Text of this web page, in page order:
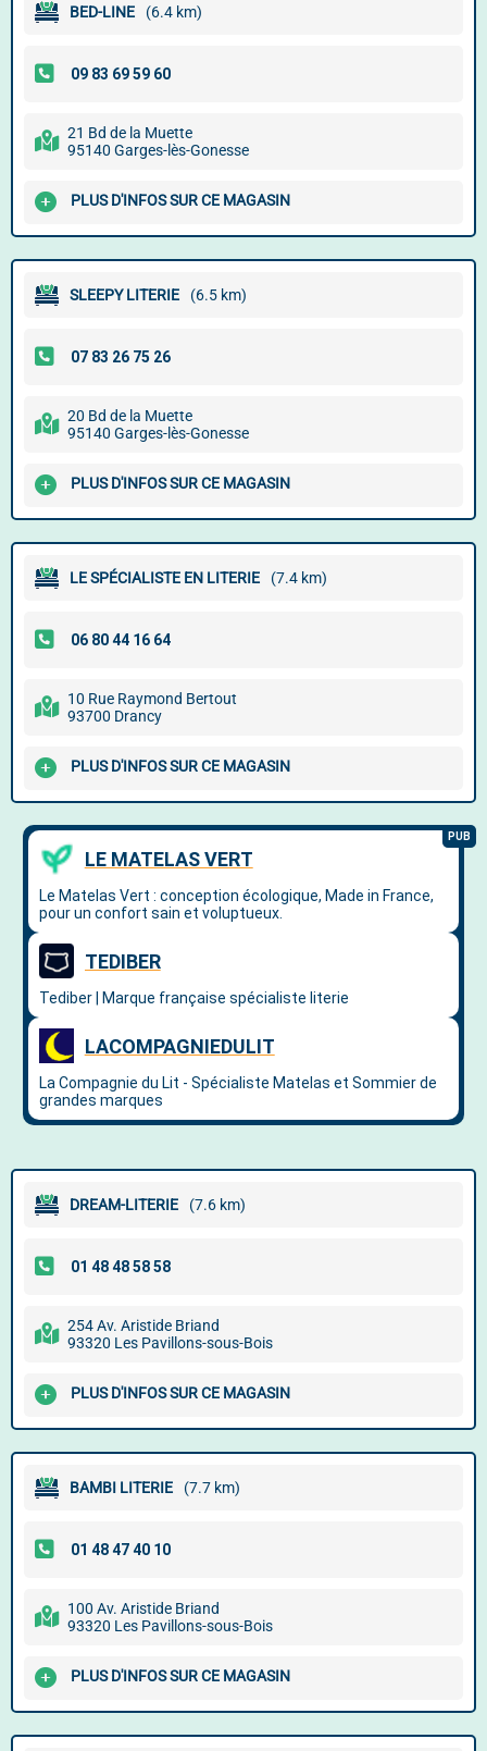
BED-LINE (6.4 km)
21 Bd de la Muette
95140 Garges-lès-Gonesse
PLUS D'INFOS SUR CE MAGASIN
SLEEPY LITERIE (6.5 km)
20 Bd de la Muette
95140 Garges-lès-Gonesse
PLUS D'INFOS SUR CE MAGASIN
LE SPÉCIALISTE EN LITERIE (7.4 km)
10 Rue Raymond Bertout
93700 Drancy
PLUS D'INFOS SUR CE MAGASIN
DREAM-LITERIE (7.6 km)
254 Av. Aristide Briand
93320 Les Pavillons-sous-Bois
PLUS D'INFOS SUR CE MAGASIN
BAMBI LITERIE (7.7 km)
100 Av. Aristide Briand
93320 Les Pavillons-sous-Bois
PLUS D'INFOS SUR CE MAGASIN